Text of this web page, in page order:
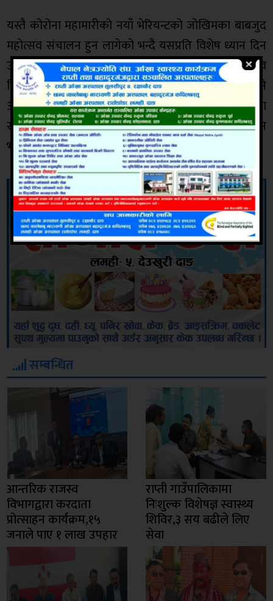
यस्तै कोरोना महामारीको नयाँ भेरियन्टको जोखिमका बाबजुद
महोत्सव संचालन हुन लागेको भन्दै यसप्रति विशेष ध्यान दिन
उनले आयोजकलाई आग्रह पनि गर्नु भएको छ । महोत्सव
बिहीबार २३ गतेदेखि मंसिर २९ गतेसम्म संचालन हुने
आयोजकले जनाएको छ । महोत्सव मुल आयोजक समितिका
संयोजक शम्भु रेग्मीको अध्यक्षतामा सो कार्यक्रमको उद्घाटन
भएको थियो ।
सम्बन्धित
आन्तरिक राजस्व
विभागद्वारा करदाता
प्रोत्साहन कार्यक्रम,१५
जनाले पाए १ लाख उपहार
राप्ती गाउँपालिकामा
निःशुल्क विशेषज्ञ स्वास्थ्य
शिविर,३ सय बढीले लिए
सेवा